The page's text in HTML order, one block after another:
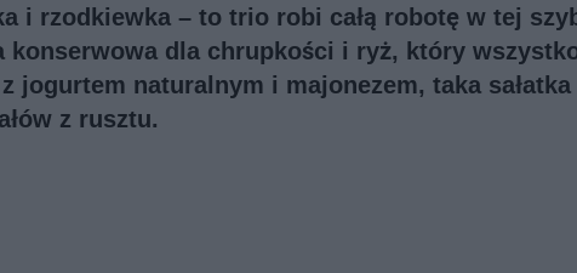
i rzodkiewka – to trio robi całą robotę w tej
konserwowa dla chrupkości i ryż, który
jogurtem naturalnym i majonezem, taka
z rusztu.